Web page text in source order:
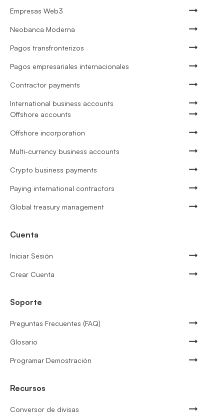
Empresas Web3
Neobanca Moderna
Pagos transfronterizos
Pagos empresariales internacionales
Contractor payments
International business accounts
Offshore accounts
Offshore incorporation
Multi-currency business accounts
Crypto business payments
Paying international contractors
Global treasury management
Cuenta
Iniciar Sesión
Crear Cuenta
Soporte
Preguntas Frecuentes (FAQ)
Glosario
Programar Demostración
Recursos
Conversor de divisas